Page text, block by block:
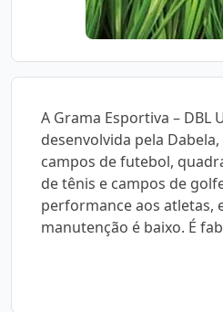
A Grama Esportiva – DBL
desenvolvida pela
campos de futebol,
de tênis e campos de
performance aos atletas,
manutenção é baixo. É